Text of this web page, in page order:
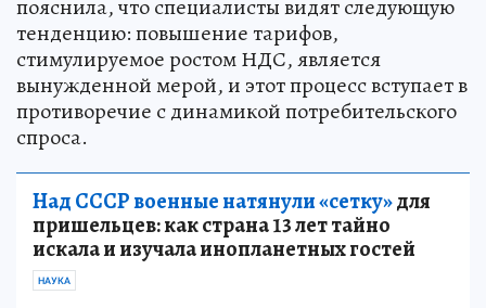
пояснила, что специалисты видят следующую
тенденцию: повышение тарифов,
стимулируемое ростом НДС, является
вынужденной мерой, и этот процесс вступает в
противоречие с динамикой потребительского
спроса.
Над СССР военные натянули «сетку»для
пришельцев: как страна 13 лет тайно
искала и изучала инопланетных гостей
НАУКА